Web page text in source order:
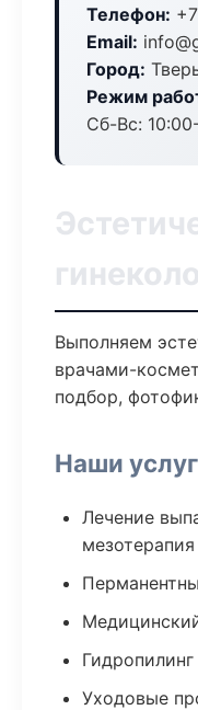
Телефон:
Email:
Город:
Режим
Сб-Вс:
Выполняем
врачами-
подбор,
Наши
Лечение
мезотерапия
Уходовые